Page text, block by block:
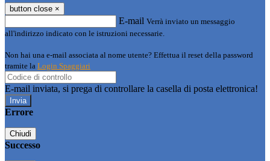
button close ×
E-mail Verrà inviato un messaggio
all'indirizzo indicato con le istruzioni necessarie.
Non hai una e-mail associata al nome utente? Effettua il reset della password
tramite la Login Spaggiari
E-mail inviata, si prega di controllare la casella di posta elettronica!
Errore
Chiudi
Successo